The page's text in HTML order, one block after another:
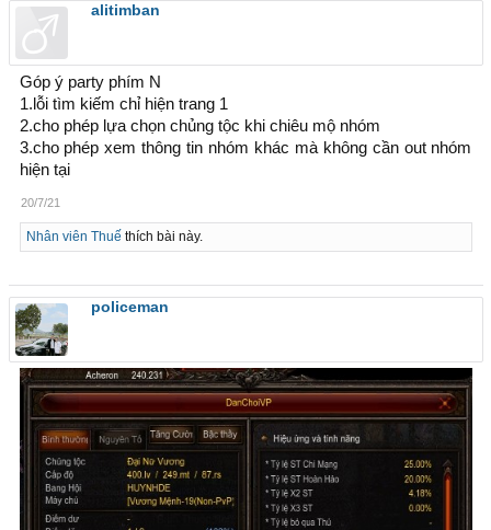
alitimban
Góp ý party phím N
1.lỗi tìm kiếm chỉ hiện trang 1
2.cho phép lựa chọn chủng tộc khi chiêu mộ nhóm
3.cho phép xem thông tin nhóm khác mà không cần out nhóm
hiện tại
20/7/21
Nhân viên Thuế thích bài này.
policeman